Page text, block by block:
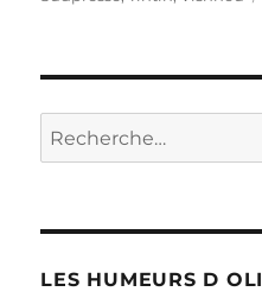
Recherche
pour :
LES HUMEURS D OLI